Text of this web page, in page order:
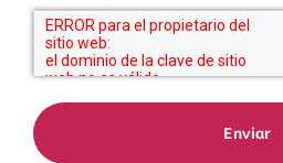
Enviar